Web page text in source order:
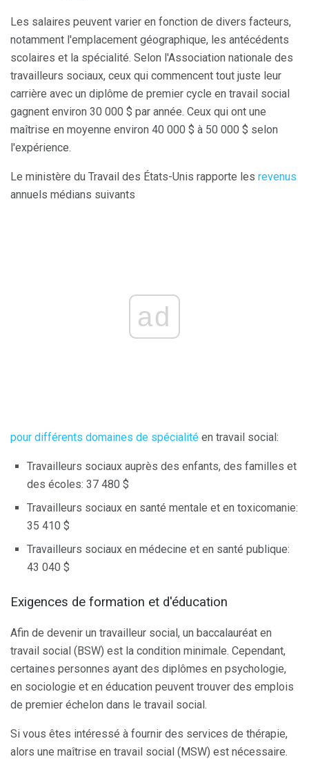
Les salaires peuvent varier en fonction de divers facteurs,
notamment l'emplacement géographique, les antécédents
scolaires et la spécialité. Selon l'Association nationale des
travailleurs sociaux, ceux qui commencent tout juste leur
carrière avec un diplôme de premier cycle en travail social
gagnent environ 30 000 $ par année. Ceux qui ont une
maîtrise en moyenne environ 40 000 $ à 50 000 $ selon
l'expérience.
Le ministère du Travail des États-Unis rapporte les revenus
annuels médians suivants
ad
pour différents domaines de spécialité en travail social:
Travailleurs sociaux auprès des enfants, des familles et
des écoles: 37 480 $
Travailleurs sociaux en santé mentale et en toxicomanie:
35 410 $
Travailleurs sociaux en médecine et en santé publique:
43 040 $
Exigences de formation et d'éducation
Afin de devenir un travailleur social, un baccalauréat en
travail social (BSW) est la condition minimale. Cependant,
certaines personnes ayant des diplômes en psychologie,
en sociologie et en éducation peuvent trouver des emplois
de premier échelon dans le travail social.
Si vous êtes intéressé à fournir des services de thérapie,
alors une maîtrise en travail social (MSW) est nécessaire.